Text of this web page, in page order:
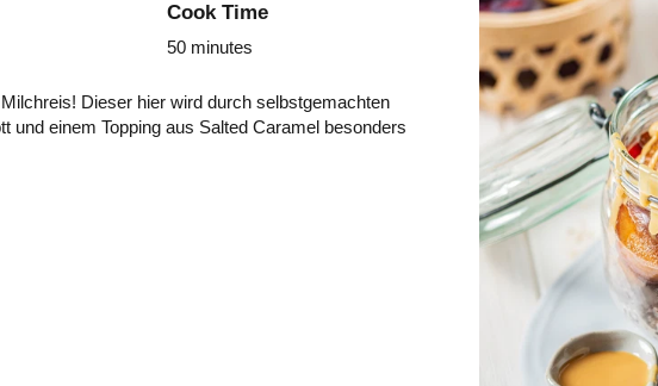
Cook Time
50 minutes
Dieser hier wird durch selbstgemachten
und einem Topping aus Salted Caramel besonders